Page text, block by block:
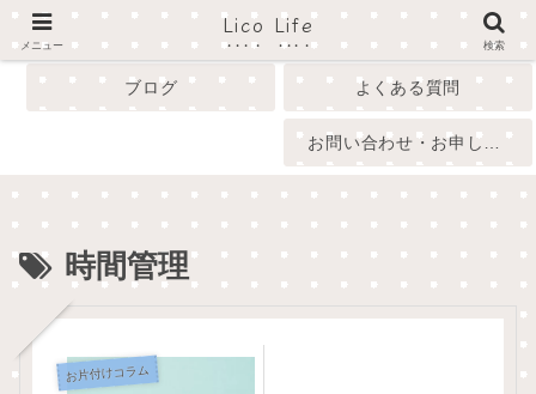
ブログ よくある質問
時間管理
お片付けコラム
メニュー
Lico Life
検索